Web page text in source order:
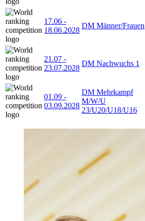
17.06 -
18.06.2028
DM Männer/Frauen
21.07 -
23.07.2028
DM Nachwuchs 1
01.09 -
03.09.2028
DM Mehrkampf
M/W/U
23/U20/U18/U16